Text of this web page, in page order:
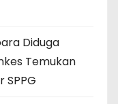
Diduga
Temukan
SPPG